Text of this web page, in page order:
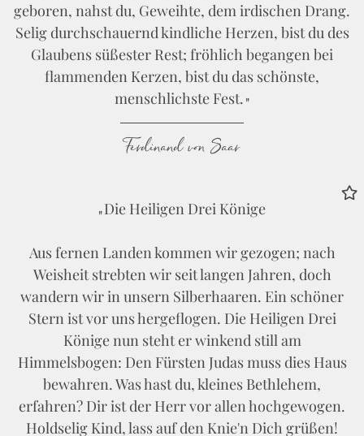
geboren, nahst du, Geweihte, dem irdischen Drang.
Selig durchschauernd kindliche Herzen, bist du des
Glaubens süßester Rest; fröhlich begangen bei
flammenden Kerzen, bist du das schönste,
menschlichste Fest.
Ferdinand von Saar
Die Heiligen Drei Könige
Aus fernen Landen kommen wir gezogen; nach
Weisheit strebten wir seit langen Jahren, doch
wandern wir in unsern Silberhaaren. Ein schöner
Stern ist vor uns hergeflogen. Die Heiligen Drei
Könige nun steht er winkend still am
Himmelsbogen: Den Fürsten Judas muss dies Haus
bewahren. Was hast du, kleines Bethlehem,
erfahren? Dir ist der Herr vor allen hochgewogen.
Holdselig Kind, lass auf den Knie'n Dich grüßen!